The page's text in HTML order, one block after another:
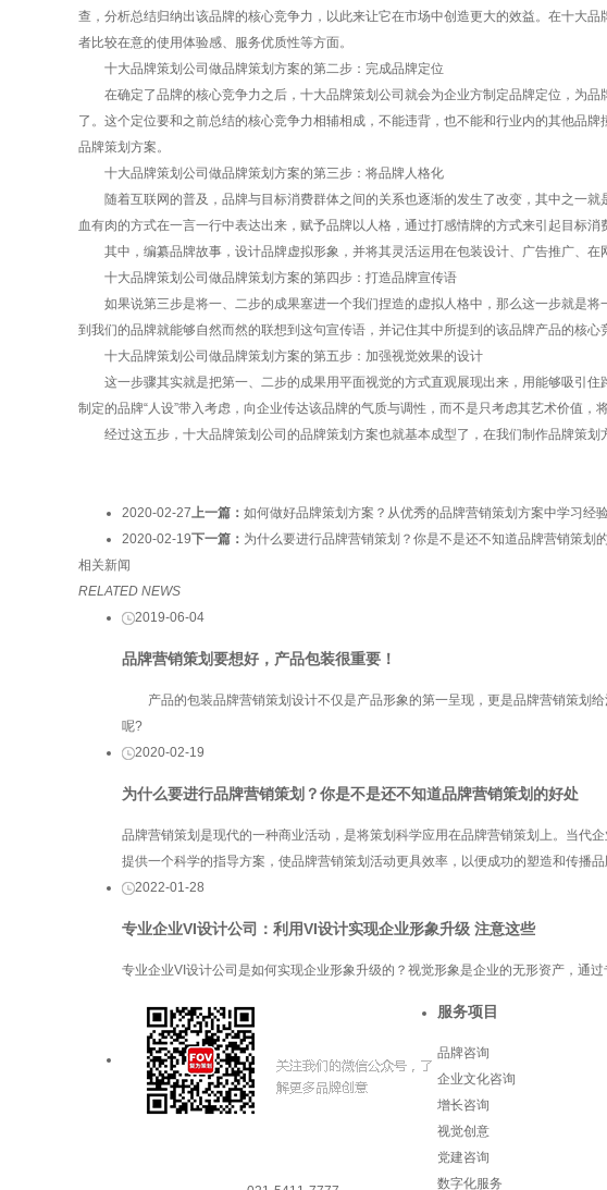
查，分析总结归纳出该品牌的核心竞争力，以此来让它在市场中创造更大的效益。在十大
者比较在意的使用体验感、服务优质性等方面。
十大品牌策划公司做品牌策划方案的第二步：完成品牌定位
在确定了品牌的核心竞争力之后，十大品牌策划公司就会为企业方制定品牌定位，为品
了。这个定位要和之前总结的核心竞争力相辅相成，不能违背，也不能和行业内的其他品
品牌策划方案。
十大品牌策划公司做品牌策划方案的第三步：将品牌人格化
随着互联网的普及，品牌与目标消费群体之间的关系也逐渐的发生了改变，其中之一就
血有肉的方式在一言一行中表达出来，赋予品牌以人格，通过打感情牌的方式来引起目标消
其中，编纂品牌故事，设计品牌虚拟形象，并将其灵活运用在包装设计、广告推广、在
十大品牌策划公司做品牌策划方案的第四步：打造品牌宣传语
如果说第三步是将一、二步的成果塞进一个我们捏造的虚拟人格中，那么这一步就是将
到我们的品牌就能够自然而然的联想到这句宣传语，并记住其中所提到的该品牌产品的核心
十大品牌策划公司做品牌策划方案的第五步：加强视觉效果的设计
这一步骤其实就是把第一、二步的成果用平面视觉的方式直观展现出来，用能够吸引住
制定的品牌“人设”带入考虑，向企业传达该品牌的气质与调性，而不是只考虑其艺术价值，
经过这五步，十大品牌策划公司的品牌策划方案也就基本成型了，在我们制作品牌策划
2020-02-27上一篇： 如何做好品牌策划方案？从优秀的品牌营销策划方案中学习经验
2020-02-19下一篇： 为什么要进行品牌营销策划？你是不是还不知道品牌营销策划
相关新闻
RELATED NEWS
2019-06-04
品牌营销策划要想好，产品包装很重要！
产品的包装品牌营销策划设计不仅是产品形象的第一呈现，更是品牌营销策划给
呢?
2020-02-19
为什么要进行品牌营销策划？你是不是还不知道品牌营销策划的好处
品牌营销策划是现代的一种商业活动，是将策划科学应用在品牌营销策划上。当代
提供一个科学的指导方案，使品牌营销策划活动更具效率，以便成功的塑造和传播品
2022-01-28
专业企业VI设计公司：利用VI设计实现企业形象升级 注意这些
专业企业VI设计公司是如何实现企业形象升级的？视觉形象是企业的无形资产，通
服务项目
品牌咨询
企业文化咨询
增长咨询
视觉创意
党建咨询
数字化服务